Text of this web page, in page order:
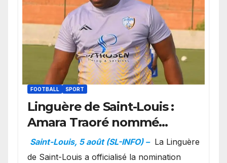
FOOTBALL SPORT
Linguère de Saint-Louis :
Amara Traoré nommé
manager sportif et
entraîneur de l’équipe
Saint-Louis, 5 août (SL-INFO) – La Linguère
de Saint-Louis a officialisé la nomination